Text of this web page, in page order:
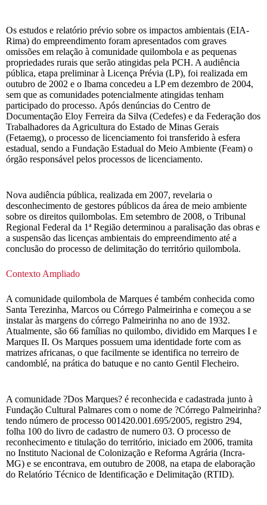
Os estudos e relatório prévio sobre os impactos ambientais (EIA-
Rima) do empreendimento foram apresentados com graves
omissões em relação à comunidade quilombola e as pequenas
propriedades rurais que serão atingidas pela PCH. A audiência
pública, etapa preliminar à Licença Prévia (LP), foi realizada em
outubro de 2002 e o Ibama concedeu a LP em dezembro de 2004,
sem que as comunidades potencialmente atingidas tenham
participado do processo. Após denúncias do Centro de
Documentação Eloy Ferreira da Silva (Cedefes) e da Federação dos
Trabalhadores da Agricultura do Estado de Minas Gerais
(Fetaemg), o processo de licenciamento foi transferido à esfera
estadual, sendo a Fundação Estadual do Meio Ambiente (Feam) o
órgão responsável pelos processos de licenciamento.
Nova audiência pública, realizada em 2007, revelaria o
desconhecimento de gestores públicos da área de meio ambiente
sobre os direitos quilombolas. Em setembro de 2008, o Tribunal
Regional Federal da 1ª Região determinou a paralisação das obras e
a suspensão das licenças ambientais do empreendimento até a
conclusão do processo de delimitação do território quilombola.
Contexto Ampliado
A comunidade quilombola de Marques é também conhecida como
Santa Terezinha, Marcos ou Córrego Palmeirinha e começou a se
instalar às margens do córrego Palmeirinha no ano de 1932.
Atualmente, são 66 famílias no quilombo, dividido em Marques I e
Marques II. Os Marques possuem uma identidade forte com as
matrizes africanas, o que facilmente se identifica no terreiro de
candomblé, na prática do batuque e no canto Gentil Flecheiro.
A comunidade ?Dos Marques? é reconhecida e cadastrada junto à
Fundação Cultural Palmares com o nome de ?Córrego Palmeirinha?
tendo número de processo 001420.001.695/2005, registro 294,
folha 100 do livro de cadastro de numero 03. O processo de
reconhecimento e titulação do território, iniciado em 2006, tramita
no Instituto Nacional de Colonização e Reforma Agrária (Incra-
MG) e se encontrava, em outubro de 2008, na etapa de elaboração
do Relatório Técnico de Identificação e Delimitação (RTID).